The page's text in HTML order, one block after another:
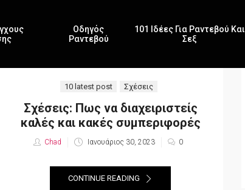
Οδηγός
Ραντεβού
101 Ιδέες Για Ραντεβού Και
Σεξ
10 latest post Σχέσεις
Σχέσεις: Πως να διαχειριστείς
καλές και κακές συμπεριφορές
Chad
Posted
Ιανουάριος 30, 2023 0
CONTINUE READING